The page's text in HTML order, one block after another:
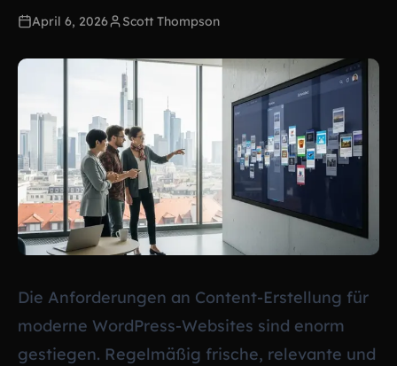
April 6, 2026 Scott Thompson
Die Anforderungen an Content-Erstellung für
moderne WordPress-Websites sind enorm
gestiegen. Regelmäßig frische, relevante und